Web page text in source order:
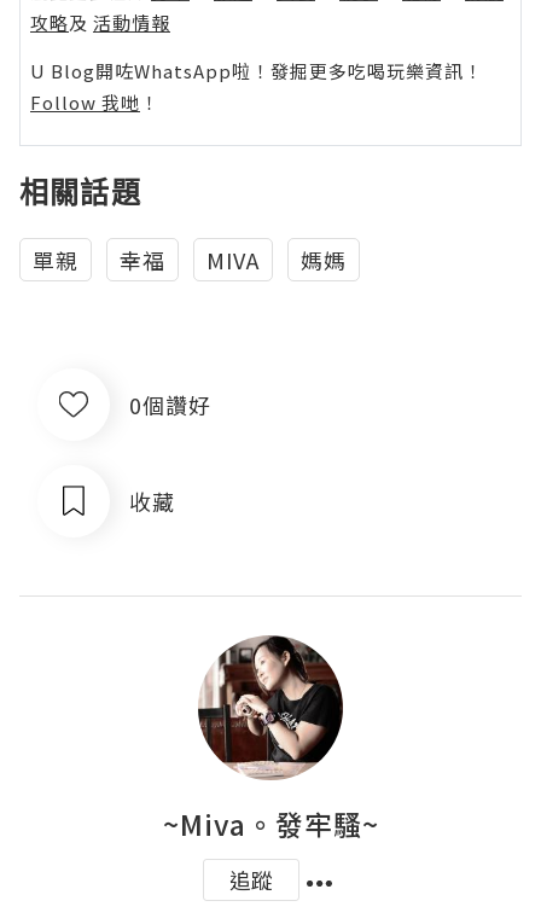
攻略及 活動情報
U Blog開咗WhatsApp啦！發掘更多吃喝玩樂資訊！
Follow 我哋 ！
相關話題
單親 幸福 MIVA 媽媽
0個讚好
收藏
~Miva。發牢騷~
追蹤